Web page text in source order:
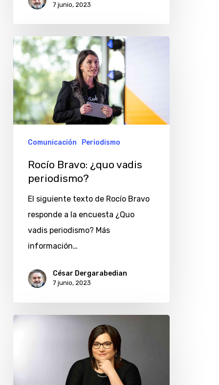
7 junio, 2023
Rocío
Bravo:
¿quo
vadis
periodismo?
Comunicación Periodismo
Rocío Bravo: ¿quo vadis
periodismo?
El siguiente texto de Rocío Bravo
responde a la encuesta ¿Quo
vadis periodismo? Más
información…
César Dergarabedian
7 junio, 2023
Natalia